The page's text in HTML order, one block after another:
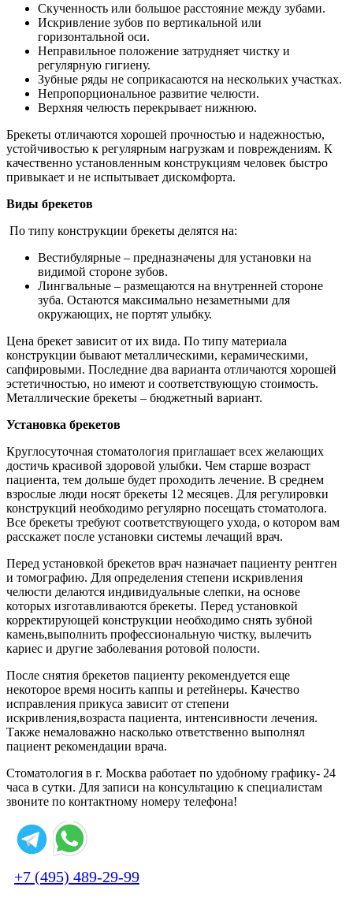
Скученность или большое расстояние между зубами.
Искривление зубов по вертикальной или
горизонтальной оси.
Неправильное положение затрудняет чистку и
регулярную гигиену.
Зубные ряды не соприкасаются на нескольких участках.
Непропорциональное развитие челюсти.
Верхняя челюсть перекрывает нижнюю.
Брекеты отличаются хорошей прочностью и надежностью,
устойчивостью к регулярным нагрузкам и повреждениям. К
качественно установленным конструкциям человек быстро
привыкает и не испытывает дискомфорта.
Виды брекетов
По типу конструкции брекеты делятся на:
Вестибулярные – предназначены для установки на
видимой стороне зубов.
Лингвальные – размещаются на внутренней стороне
зуба. Остаются максимально незаметными для
окружающих, не портят улыбку.
Цена брекет зависит от их вида. По типу материала
конструкции бывают металлическими, керамическими,
сапфировыми. Последние два варианта отличаются хорошей
эстетичностью, но имеют и соответствующую стоимость.
Металлические брекеты – бюджетный вариант.
Установка брекетов
Круглосуточная стоматология приглашает всех желающих
достичь красивой здоровой улыбки. Чем старше возраст
пациента, тем дольше будет проходить лечение. В среднем
взрослые люди носят брекеты 12 месяцев. Для регулировки
конструкций необходимо регулярно посещать стоматолога.
Все брекеты требуют соответствующего ухода, о котором вам
расскажет после установки системы лечащий врач.
Перед установкой брекетов врач назначает пациенту рентген
и томографию. Для определения степени искривления
челюсти делаются индивидуальные слепки, на основе
которых изготавливаются брекеты. Перед установкой
корректирующей конструкции необходимо снять зубной
камень,выполнить профессиональную чистку, вылечить
кариес и другие заболевания ротовой полости.
После снятия брекетов пациенту рекомендуется еще
некоторое время носить каппы и ретейнеры. Качество
исправления прикуса зависит от степени
искривления,возраста пациента, интенсивности лечения.
Также немаловажно насколько ответственно выполнял
пациент рекомендации врача.
Стоматология в г. Москва работает по удобному графику- 24
часа в сутки. Для записи на консультацию к специалистам
звоните по контактному номеру телефона!
+7 (495) 489-29-99